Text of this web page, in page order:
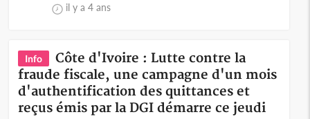
il y a 4 ans
Info
Côte d'Ivoire : Lutte contre la
fraude fiscale, une campagne d'un mois
d'authentification des quittances et
reçus émis par la DGI démarre ce jeudi